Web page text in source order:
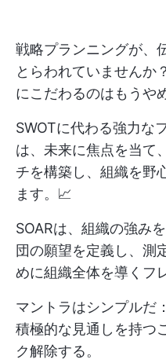
戦略プランニングが、
とらわれていませんか？
にこだわるのはもうや
SWOTに代わる強力な
は、未来に焦点を当て
チを構築し、組織を野
ます。📈
SOARは、組織の強み
団の願望を定義し、測
めに組織全体を導くフ
マントラはシンプルだ
積極的な見通しを持つ
ク解除する。